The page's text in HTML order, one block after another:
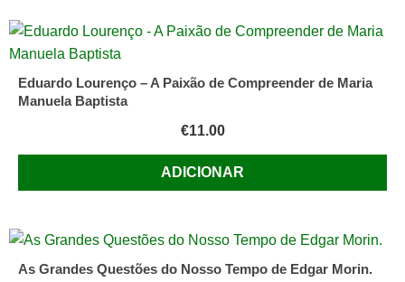
Eduardo Lourenço – A Paixão de Compreender de Maria
Manuela Baptista
€11.00
ADICIONAR
As Grandes Questões do Nosso Tempo de Edgar Morin.